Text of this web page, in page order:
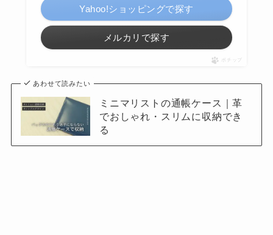
Yahoo!ショッピングで探す
メルカリで探す
ポチップ
あわせて読みたい
ミニマリストの通帳ケース｜革
でおしゃれ・スリムに収納でき
る